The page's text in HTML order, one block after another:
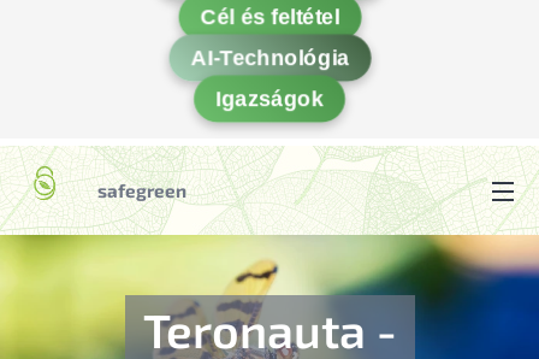
Cél és feltétel
AI-Technológia
Igazságok
safegreen
Teronauta -